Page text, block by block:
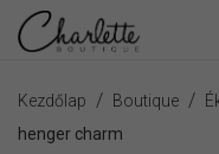
Kezdőlap / Boutique /
henger charm